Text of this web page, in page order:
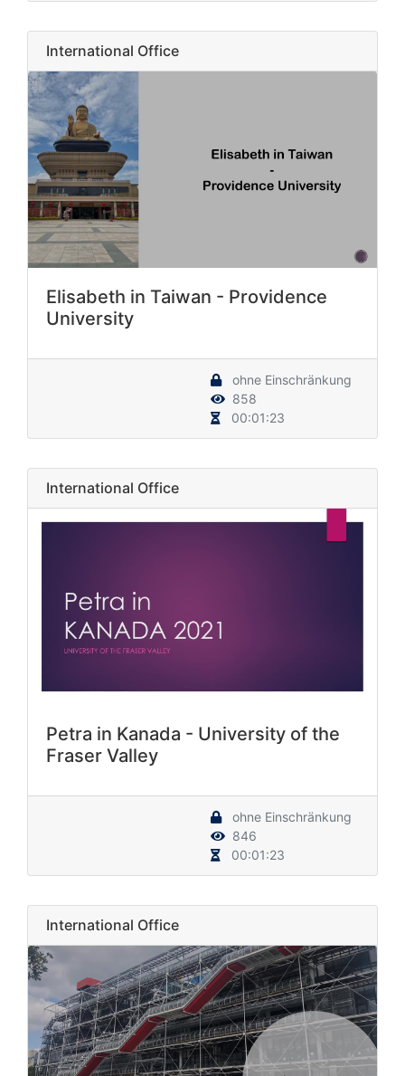
International Office
Elisabeth in Taiwan - Providence
University
ohne Einschränkung
858
00:01:23
International Office
Petra in Kanada - University of the
Fraser Valley
ohne Einschränkung
846
00:01:23
International Office